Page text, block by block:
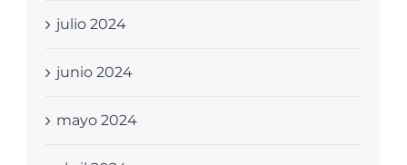
julio 2024
junio 2024
mayo 2024